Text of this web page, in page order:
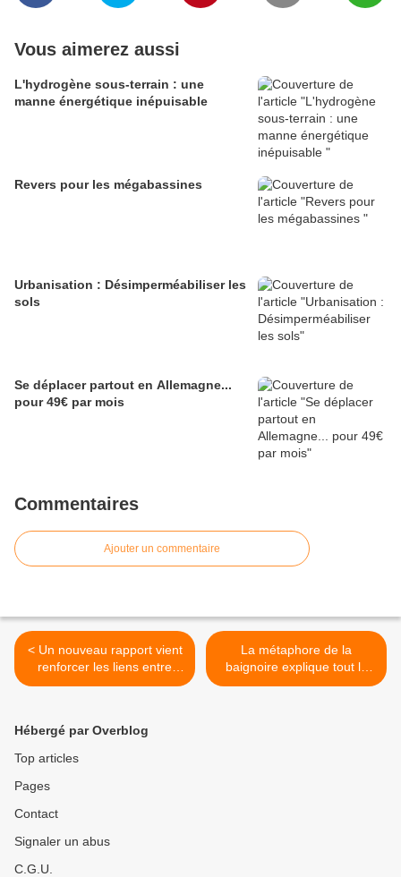
Vous aimerez aussi
L'hydrogène sous-terrain : une
manne énergétique inépuisable
Revers pour les mégabassines
Urbanisation : Désimperméabiliser les
sols
Se déplacer partout en Allemagne...
pour 49€ par mois
Commentaires
Ajouter un commentaire
< Un nouveau rapport vient
renforcer les liens entre
l’exposition aux pesticides
La métaphore de la
baignoire explique tout le
problème de la crise
Hébergé par Overblog
Top articles
Pages
Contact
Signaler un abus
C.G.U.